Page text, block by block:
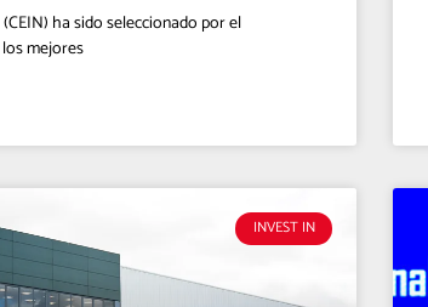
ha sido seleccionado por el
mejores
INVEST IN